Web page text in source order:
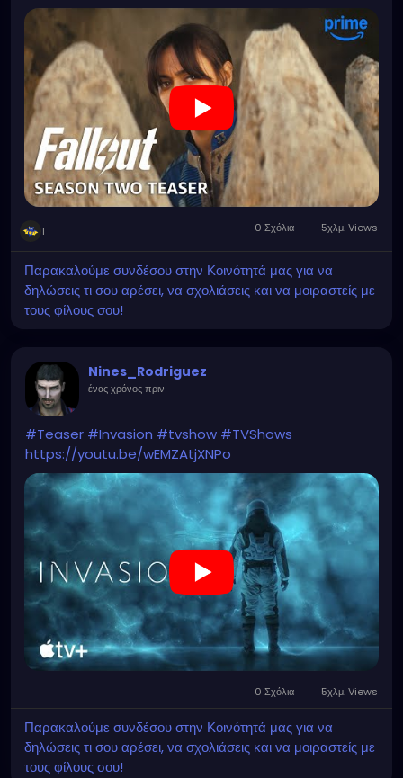
1 0 Σχόλια 5χλμ. Views
Παρακαλούμε συνδέσου στην Κοινότητά μας για να
δηλώσεις τι σου αρέσει, να σχολιάσεις και να μοιραστείς με
τους φίλους σου!
Nines_Rodriguez
ένας χρόνος πριν -
#Teaser #Invasion #tvshow #TVShows
https://youtu.be/wEMZAtjXNPo
0 Σχόλια 5χλμ. Views
Παρακαλούμε συνδέσου στην Κοινότητά μας για να
δηλώσεις τι σου αρέσει, να σχολιάσεις και να μοιραστείς με
τους φίλους σου!